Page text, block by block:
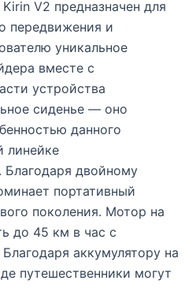
V2 предназначен для
передвижения и
уникальное
вместе с
устройства
сиденье — оно
данного
линейке
Благодаря двойному
портативный
поколения. Мотор на
до 45 км в час с
аккумулятору на
путешественники могут